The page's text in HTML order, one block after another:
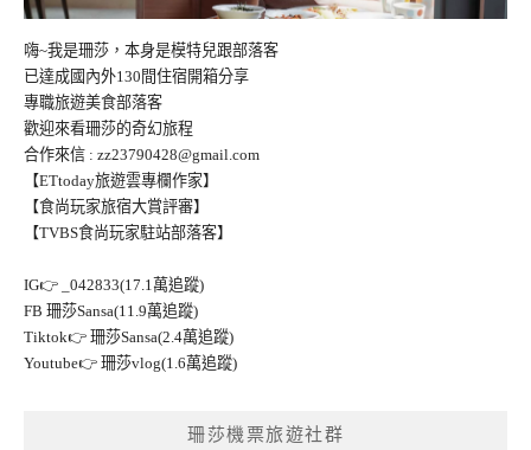
嗨~我是珊莎，本身是模特兒跟部落客
已達成國內外130間住宿開箱分享
專職旅遊美食部落客
歡迎來看珊莎的奇幻旅程
合作來信 : zz23790428@gmail.com
【ETtoday旅遊雲專欄作家】
【食尚玩家旅宿大賞評審】
【TVBS食尚玩家駐站部落客】
IG👉
_042833(17.1萬追蹤)
FB 珊莎Sansa(11.9萬追蹤)
Tiktok👉 珊莎Sansa(2.4萬追蹤)
Youtube👉 珊莎vlog(1.6萬追蹤)
珊莎機票旅遊社群